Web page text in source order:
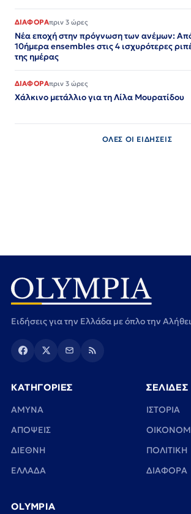
ΔΙΑΦΟΡΑπριν 3 ώρες
Νέα εποχή στην πρόγνωση των ανέμων:
10ήμερα ensembles στις 4 ισχυρότερες
της ημέρας
ΔΙΑΦΟΡΑπριν 3 ώρες
Χάλκινο μετάλλιο για τη Λίλα Μουρατίδου
ΟΛΕΣ ΟΙ ΕΙΔΗΣΕΙΣ
Ειδήσεις για την Ελλάδα με όπλο την
ΚΑΤΗΓΟΡΙΕΣ
ΑΜΥΝΑ
ΑΠΟΨΕΙΣ
ΔΙΕΘΝΗ
ΕΛΛΑΔΑ
ΣΕΛΙΔΕΣ
ΙΣΤΟΡΙΑ
ΠΟΛΙΤΙΚΗ
ΔΙΑΦΟΡΑ
OLYMPIA